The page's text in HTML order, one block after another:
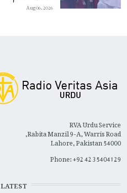
Aug 06, 2026
RVA Urdu Service
Rabita Manzil 9-A, Warris Road,
Lahore, Pakistan 54000
Phone: +92 42 35404129
LATEST